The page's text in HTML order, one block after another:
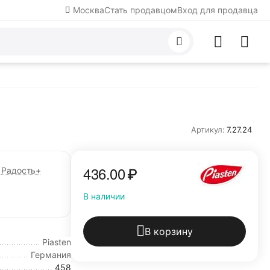
МоскваСтать продавцомВход для продавца
Артикул: 7.27.24
Радость+
Piasten
Германия
458
436.00₽
В наличии
В корзину